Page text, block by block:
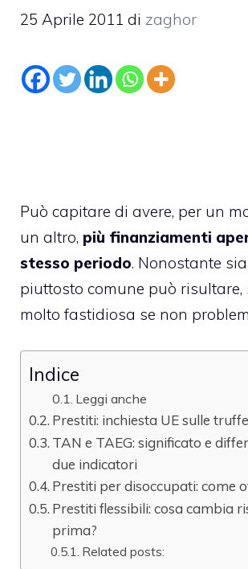
25 Aprile 2011 di zaghor
Può capitare di avere, per un
un altro, più finanziamenti
stesso periodo. Nonostante
piuttosto comune può risultare,
molto fastidiosa se non
Indice
Leggi anche
Prestiti: inchiesta UE sulle truffe
TAN e TAEG: significato e
due indicatori
Prestiti per disoccupati: come
Prestiti flessibili: cosa cambia
prima?
Related posts: